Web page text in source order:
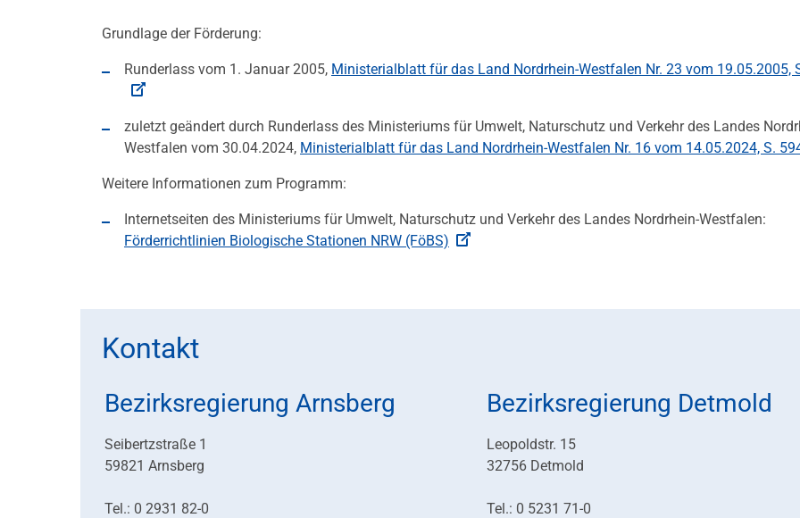
Grundlage der Förderung:
Runderlass vom 1. Januar 2005, Ministerialblatt für das Land Nordrhein-Westfalen Nr. 23 vom 19.05.2005,
zuletzt geändert durch Runderlass des Ministeriums für Umwelt, Naturschutz und Verkehr des Landes
Westfalen vom 30.04.2024, Ministerialblatt für das Land Nordrhein-Westfalen Nr. 16 vom 14.05.2024, S.
Weitere Informationen zum Programm:
Internetseiten des Ministeriums für Umwelt, Naturschutz und Verkehr des Landes Nordrhein-Westfalen:
Förderrichtlinien Biologische Stationen NRW (FöBS)
Kontakt
Bezirksregierung Arnsberg
Seibertzstraße 1
59821 Arnsberg
Tel.: 0 2931 82-0
Bezirksregierung Detmold
Leopoldstr. 15
32756 Detmold
Tel.: 0 5231 71-0